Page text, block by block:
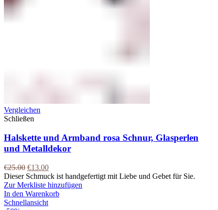
Vergleichen
Schließen
Halskette und Armband rosa Schnur, Glasperlen
und Metalldekor
€25.00 €13.00
Dieser Schmuck ist handgefertigt mit Liebe und Gebet für Sie.
Zur Merkliste hinzufügen
In den Warenkorb
Schnellansicht